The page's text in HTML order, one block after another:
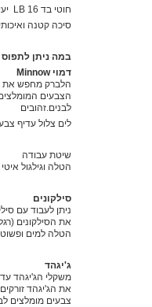
חוטי בד 16 LB יעשו את העבודה..ניתן לחבר שוק לידר של 20 LB מנסיוני לידר של 80 ס"מ מספיק ללברק
סיכה קטנה
במה ניתן
דמוי Minnow
הלברק מחפש את הדגים
הצבעים המומלצים
לבנים.זהובים
לים צלול עדיף
שיטת עבודה
הטלה וגילגול
סילקונים
ניתן לעבוד עם
את הסילקונים (רגלו
הטלה למים ופשוט
ג'יגהד
משקלי הג'יגהד עד 7 גרם יעשו עבודה מציונת
את הג'יגהד
צבעים מומלצים